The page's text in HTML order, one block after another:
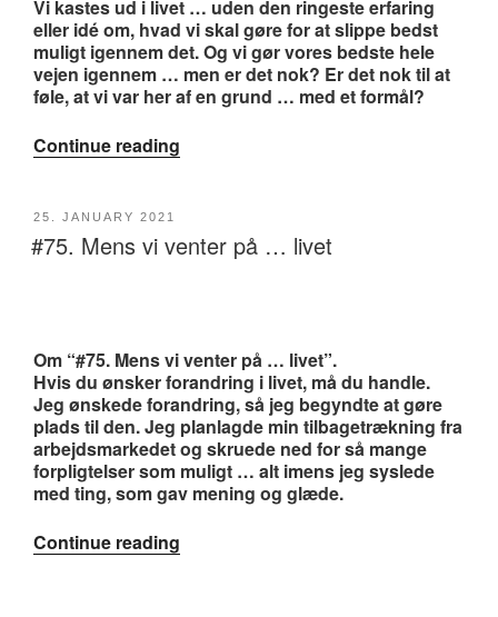
Vi kastes ud i livet … uden den ringeste erfaring
eller idé om, hvad vi skal gøre for at slippe bedst
muligt igennem det. Og vi gør vores bedste hele
vejen igennem … men er det nok? Er det nok til at
føle, at vi var her af en grund … med et formål?
Continue reading
Rorgængeren”
POSTED
25. JANUARY 2021
#75. Mens vi venter på … livet
Om “#75. Mens vi venter på … livet”.
Hvis du ønsker forandring i livet, må du handle.
Jeg ønskede forandring, så jeg begyndte at gøre
plads til den. Jeg planlagde min tilbagetrækning fra
arbejdsmarkedet og skruede ned for så mange
forpligtelser som muligt … alt imens jeg syslede
med ting, som gav mening og glæde.
Continue reading
Mens